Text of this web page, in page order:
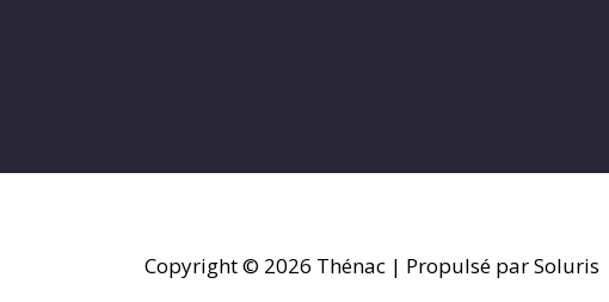
Copyright © 2026 Thénac| Propulsé par Soluris